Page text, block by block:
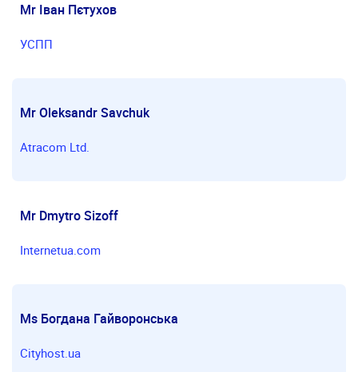
Mr Іван Пєтухов
УСПП
Mr Oleksandr Savchuk
Atracom Ltd.
Mr Dmytro Sizoff
Internetua.com
Ms Богдана Гайворонська
Cityhost.ua